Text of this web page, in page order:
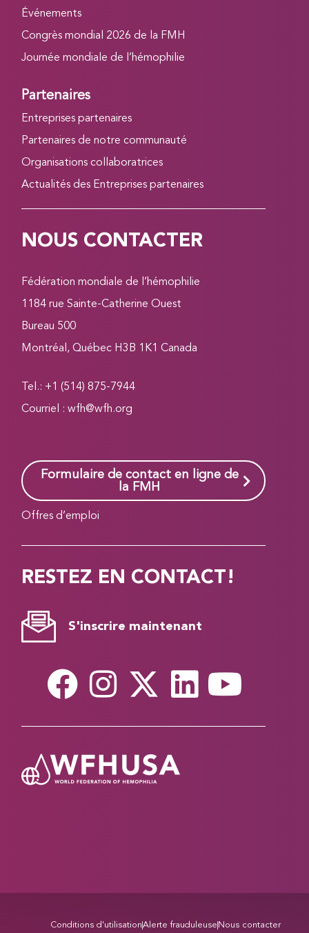
Événements
Congrès mondial 2026 de la FMH
Journée mondiale de l’hémophilie
Partenaires
Entreprises partenaires
Partenaires de notre communauté
Organisations collaboratrices
Actualités des Entreprises partenaires
NOUS CONTACTER
Fédération mondiale de l’hémophilie
1184 rue Sainte-Catherine Ouest
Bureau 500
Montréal, Québec H3B 1K1 Canada
Tel.: +1 (514) 875-7944
Courriel :wfh@wfh.org
Formulaire de contact en ligne de
la FMH
Offres d’emploi
RESTEZ EN CONTACT!
S'inscrire maintenant
Conditions d'utilisationAlerte frauduleuse Nous contacter